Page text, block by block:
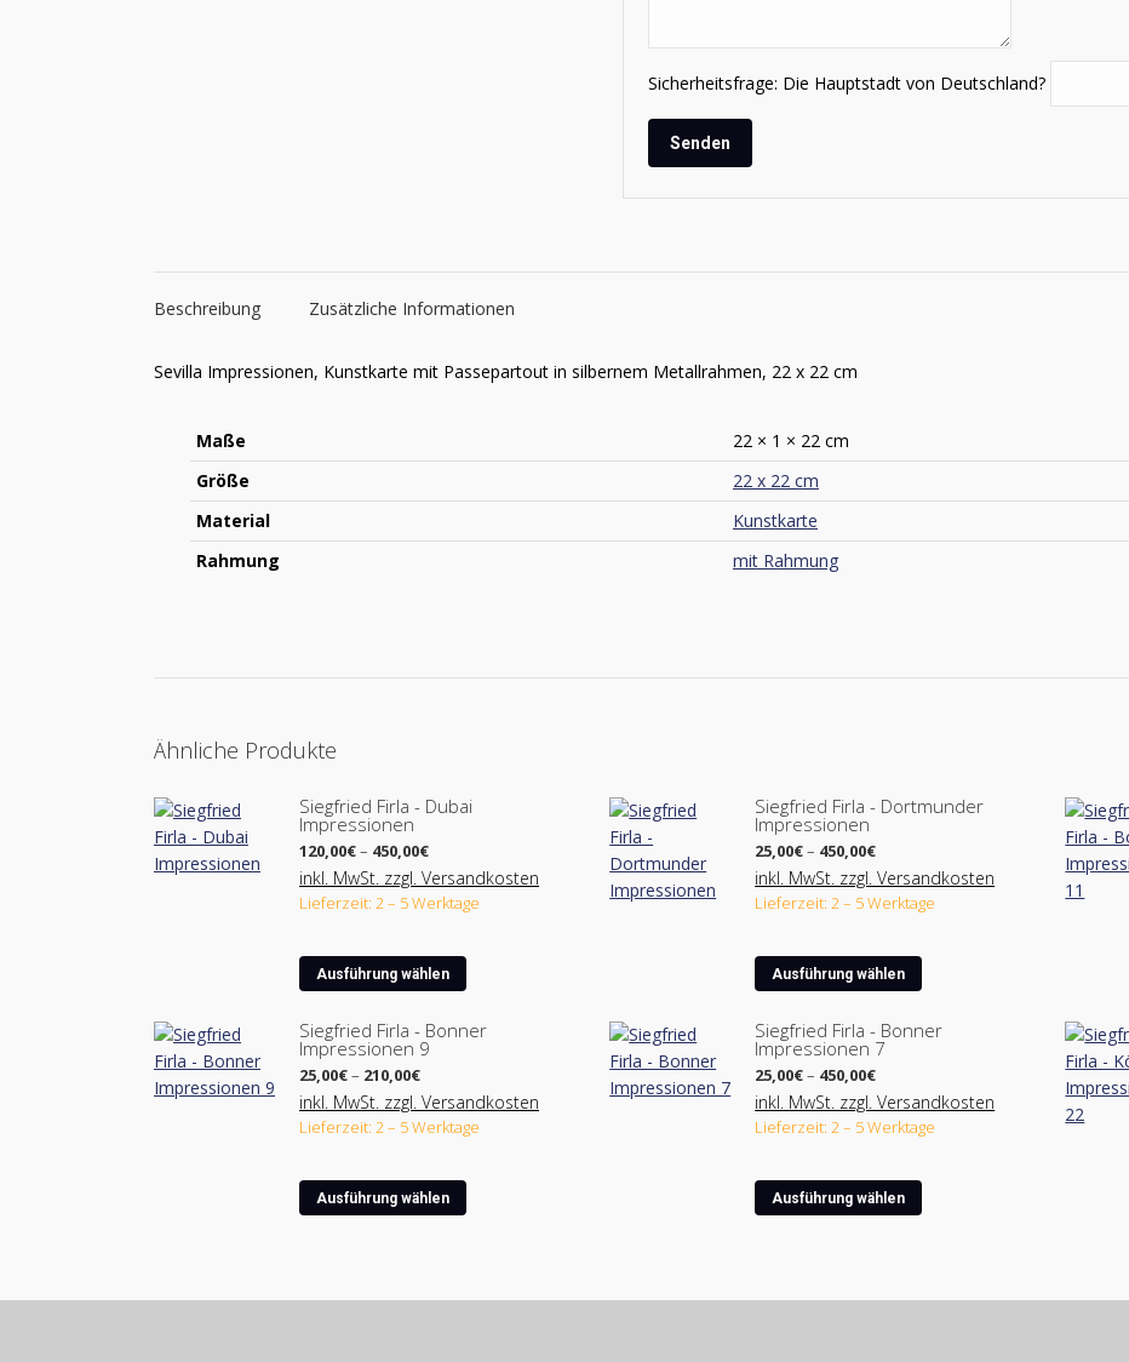
Sicherheitsfrage: Die Hauptstadt von Deutschland?
Beschreibung Zusätzliche Informationen
Sevilla Impressionen, Kunstkarte mit Passepartout in silbernem Metallrahmen, 22 x 22 cm
Maße
22 × 1 × 22 cm
Größe
22 x 22 cm
Material
Kunstkarte
Rahmung
mit Rahmung
Ähnliche Produkte
Siegfried Firla - Dubai
Impressionen
120,00€– 450,00€Preisspanne:
120,00€
bis
450,00€
inkl. MwSt. zzgl. Versandkosten
Lieferzeit: 2 – 5 Werktage
Ausführung wählen
Dieses
Produkt
auf.
Die
können
auf
Siegfried Firla - Dortmunder
Impressionen
25,00€– 450,00€Preisspanne:
25,00€
bis
450,00€
inkl. MwSt. zzgl. Versandkosten
Lieferzeit: 2 – 5 Werktage
Ausführung wählen
Dieses
Produkt
auf.
Die
können
auf
Siegfried Firla - Bonner
Impressionen 9
25,00€– 210,00€Preisspanne:
25,00€
bis
210,00€
inkl. MwSt. zzgl. Versandkosten
Lieferzeit: 2 – 5 Werktage
Ausführung wählen
Dieses
Produkt
Varianten
Siegfried Firla - Bonner
Impressionen 7
25,00€– 450,00€Preisspanne:
25,00€
bis
450,00€
inkl. MwSt. zzgl. Versandkosten
Lieferzeit: 2 – 5 Werktage
Ausführung wählen
Dieses
Produkt
Varianten